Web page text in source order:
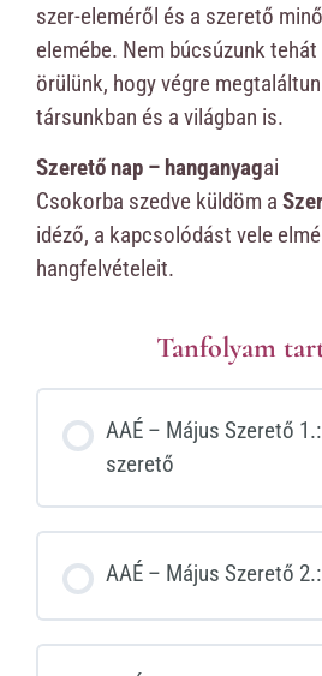
szer-eleméről és a szerető
elemébe. Nem búcsúzunk
örülünk, hogy végre
társunkban és a világban is.
Szerető nap – hanganyagai
Csokorba szedve küldöm a
idéző, a kapcsolódást vele
hangfelvételeit.
Tanfolyam
AAÉ – Május Szerető
szerető
AAÉ – Május Szerető